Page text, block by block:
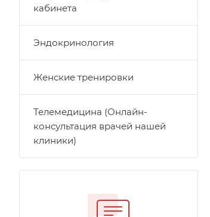
кабинета
Эндокринология
Женские тренировки
Телемедицина (Онлайн-
консультация врачей нашей
клиники)